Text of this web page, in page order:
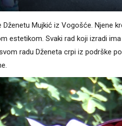
Mujkić iz Vogošće. Njene
estetikom. Svaki rad koji izradi
radu Dženeta crpi iz podrške